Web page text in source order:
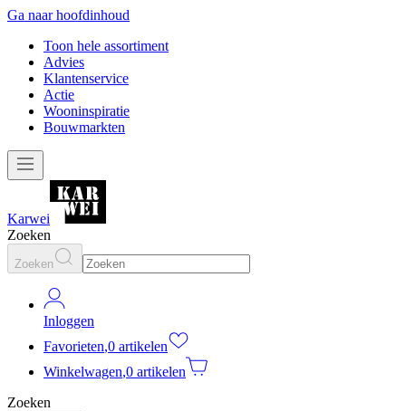
Ga naar hoofdinhoud
Toon hele assortiment
Advies
Klantenservice
Actie
Wooninspiratie
Bouwmarkten
Karwei
Zoeken
Zoeken
Inloggen
Favorieten,0 artikelen
Winkelwagen,0 artikelen
Zoeken